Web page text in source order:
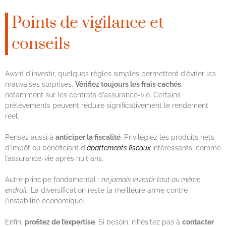
Points de vigilance et
conseils
Avant d’investir, quelques règles simples permettent d’éviter les
mauvaises surprises. Vérifiez toujours les frais cachés
notamment sur les contrats d’assurance-vie. Certains
prélèvements peuvent réduire significativement le rendement
réel.
Pensez aussi à anticiper la fiscalité. Privilégiez les produits nets
d’impôt ou bénéficiant d’abattements fiscaux intéressants, comme
l’assurance-vie après huit ans.
Autre principe fondamental : ne jamais investir tout au même
endroit. La diversification reste la meilleure arme contre
l’instabilité économique.
Enfin, profitez de l’expertise. Si besoin, n’hésitez pas à contacter